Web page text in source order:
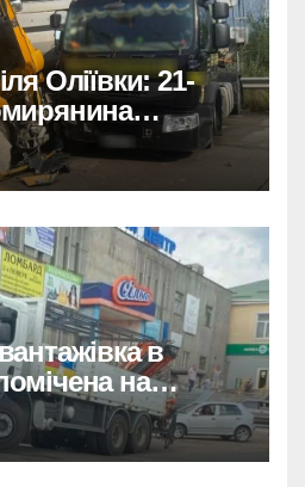
Оліївки: 21-
в
на